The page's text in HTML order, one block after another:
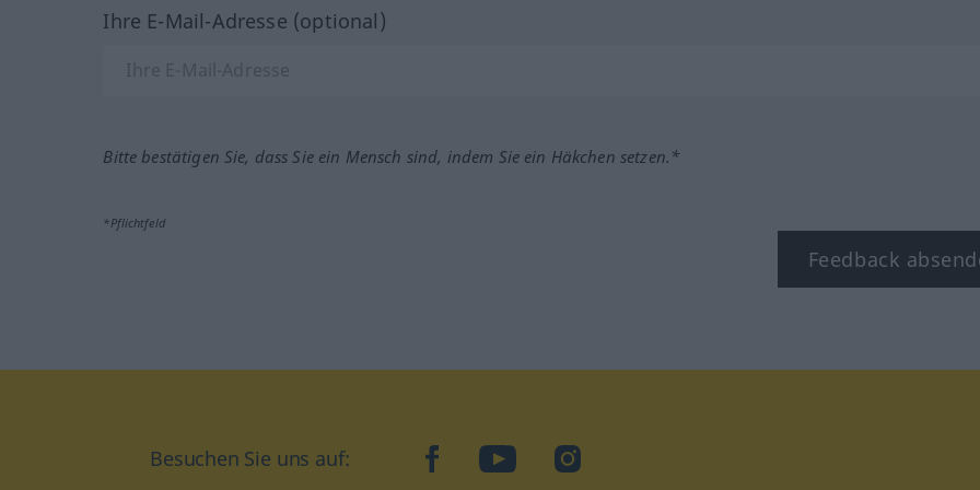
Ihre E-Mail-Adresse (optional)
Bitte bestätigen Sie, dass Sie ein Mensch sind, indem Sie ein Häkchen setzen.*
*Pflichtfeld
Feedback
Besuchen Sie uns auf: facebookYouTubeInstagram